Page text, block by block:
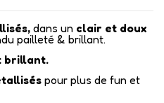
dans un clair et doux
pailleté & brillant.
brillant.
pour plus de fun et